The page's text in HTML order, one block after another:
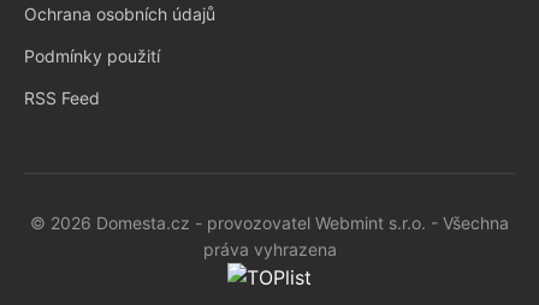
Ochrana osobních údajů
Podmínky použití
RSS Feed
© 2026 Domesta.cz - provozovatel Webmint s.r.o. - Všechna
práva vyhrazena